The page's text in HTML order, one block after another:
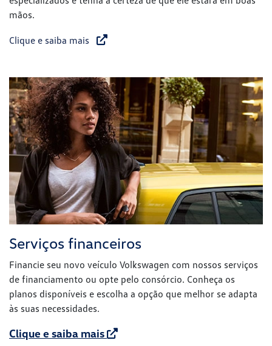
mãos.
Clique e saiba mais
Serviços financeiros
Financie seu novo veículo Volkswagen com nossos serviços
de financiamento ou opte pelo consórcio. Conheça os
planos disponíveis e escolha a opção que melhor se adapta
às suas necessidades.
Clique e saiba mais